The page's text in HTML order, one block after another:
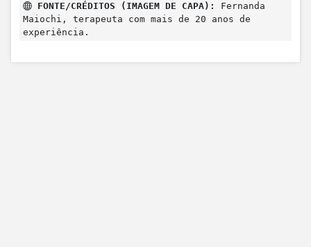
FONTE/CRÉDITOS (IMAGEM DE CAPA):
Fernanda
Maiochi, terapeuta com mais de 20 anos de
experiência.